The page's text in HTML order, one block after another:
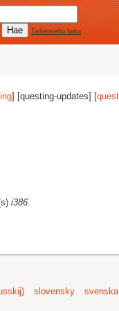
Tarkennettu haku
] [questing-updates] [
i386.
slovensky svenska